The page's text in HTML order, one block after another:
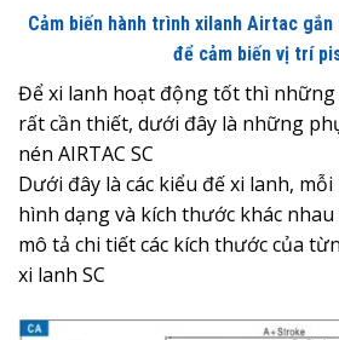
Cảm biến hành trình xilanh Airtac
để cảm biến vị trí
Để xi lanh hoạt động tốt thì những
rất cần thiết, dưới đây là những
nén AIRTAC SC
Dưới đây là các kiểu đế xi lanh,
hình dạng và kích thước khác
mô tả chi tiết các kích thước của
xi lanh SC